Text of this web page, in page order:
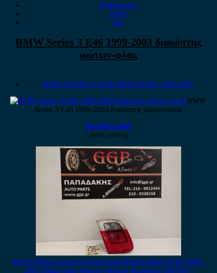
Volkswagen
Volvo
Xev
BMW Series 3 E46 1999-2003 διακόπτης
φώτων-φλας
BMW SERIES 3 (E46) SEDAN/SW 1999-2005
BMW
Series 3 E46 1999-2003 διακόπτης φώτων-φλας
Ρωτήστε τιμή
Δείτε επίσης
Φανάρι Πίσω Αριστερό Εσωτερικό Φανάρι Bmw (E46) 2003-
2005 Sedan (sdn) 4πορτο (4θυρο) (Κωδικός: 6907937)